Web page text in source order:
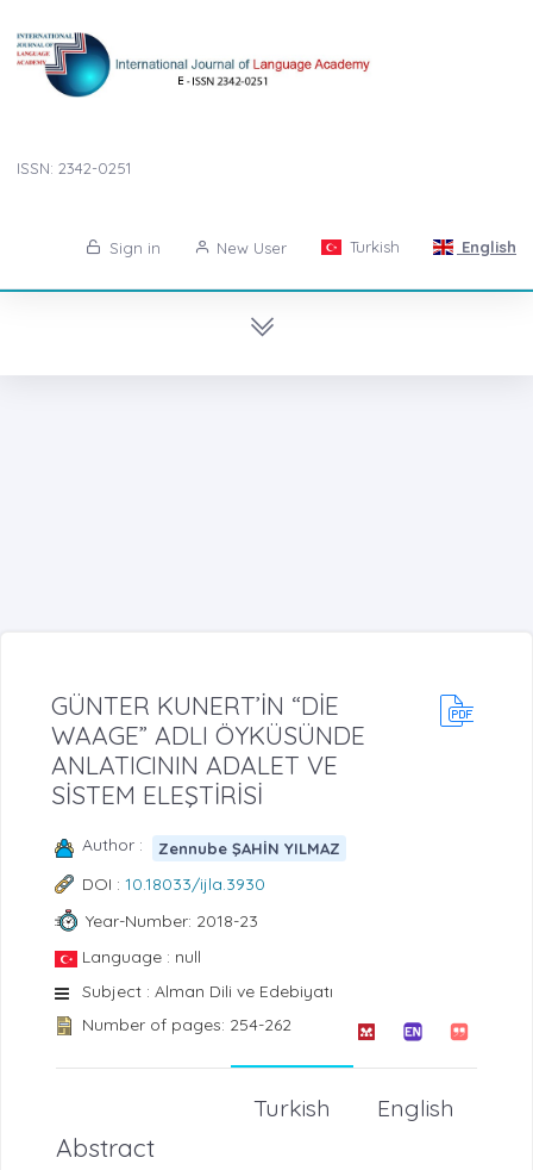
ISSN: 2342-0251
Sign in New User Turkish English
GÜNTER KUNERT’İN “DİE
WAAGE” ADLI ÖYKÜSÜNDE
ANLATICININ ADALET VE
SİSTEM ELEŞTİRİSİ
Author : Zennube ŞAHİN YILMAZ
DOI : 10.18033/ijla.3930
Year-Number: 2018-23
Language : null
Subject : Alman Dili ve Edebiyatı
Number of pages: 254-262
English
Turkish
Abstract